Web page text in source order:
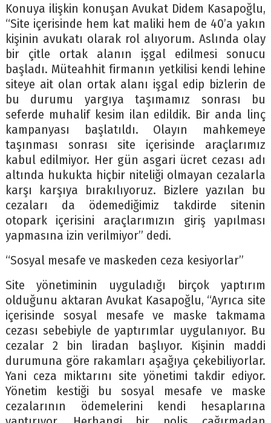
Konuya ilişkin konuşan Avukat Didem Kasapoğlu,
“Site içerisinde hem kat maliki hem de 40’a yakın
kişinin avukatı olarak rol alıyorum. Aslında olay
bir çitle ortak alanın işgal edilmesi sonucu
başladı. Müteahhit firmanın yetkilisi kendi lehine
siteye ait olan ortak alanı işgal edip bizlerin de
bu durumu yargıya taşımamız sonrası bu
seferde muhalif kesim ilan edildik. Bir anda linç
kampanyası başlatıldı. Olayın mahkemeye
taşınması sonrası site içerisinde araçlarımız
kabul edilmiyor. Her gün asgari ücret cezası adı
altında hukukta hiçbir niteliği olmayan cezalarla
karşı karşıya bırakılıyoruz. Bizlere yazılan bu
cezaları da ödemediğimiz takdirde sitenin
otopark içerisini araçlarımızın giriş yapılması
yapmasına izin verilmiyor” dedi.
“Sosyal mesafe ve maskeden ceza kesiyorlar”
Site yönetiminin uyguladığı birçok yaptırım
olduğunu aktaran Avukat Kasapoğlu, “Ayrıca site
içerisinde sosyal mesafe ve maske takmama
cezası sebebiyle de yaptırımlar uygulanıyor. Bu
cezalar 2 bin liradan başlıyor. Kişinin maddi
durumuna göre rakamları aşağıya çekebiliyorlar.
Yani ceza miktarını site yönetimi takdir ediyor.
Yönetim kestiği bu sosyal mesafe ve maske
cezalarının ödemelerini kendi hesaplarına